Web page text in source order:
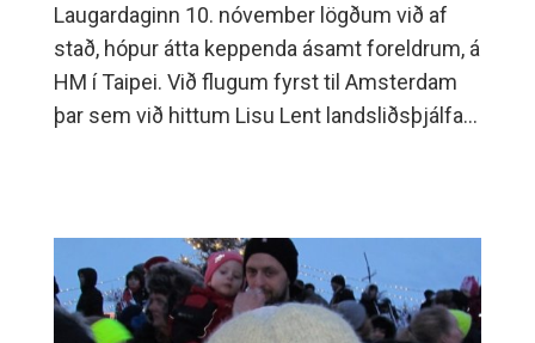
Laugardaginn 10. nóvember lögðum við af
stað, hópur átta keppenda ásamt foreldrum, á
HM í Taipei. Við flugum fyrst til Amsterdam
þar sem við hittum Lisu Lent landsliðsþjálfara